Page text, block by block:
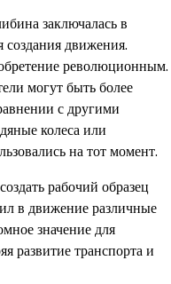
заключалась в
создания движения.
революционным.
могут быть более
с другими
колеса или
на тот момент.
рабочий образец
в движение различные
значение для
развитие транспорта и